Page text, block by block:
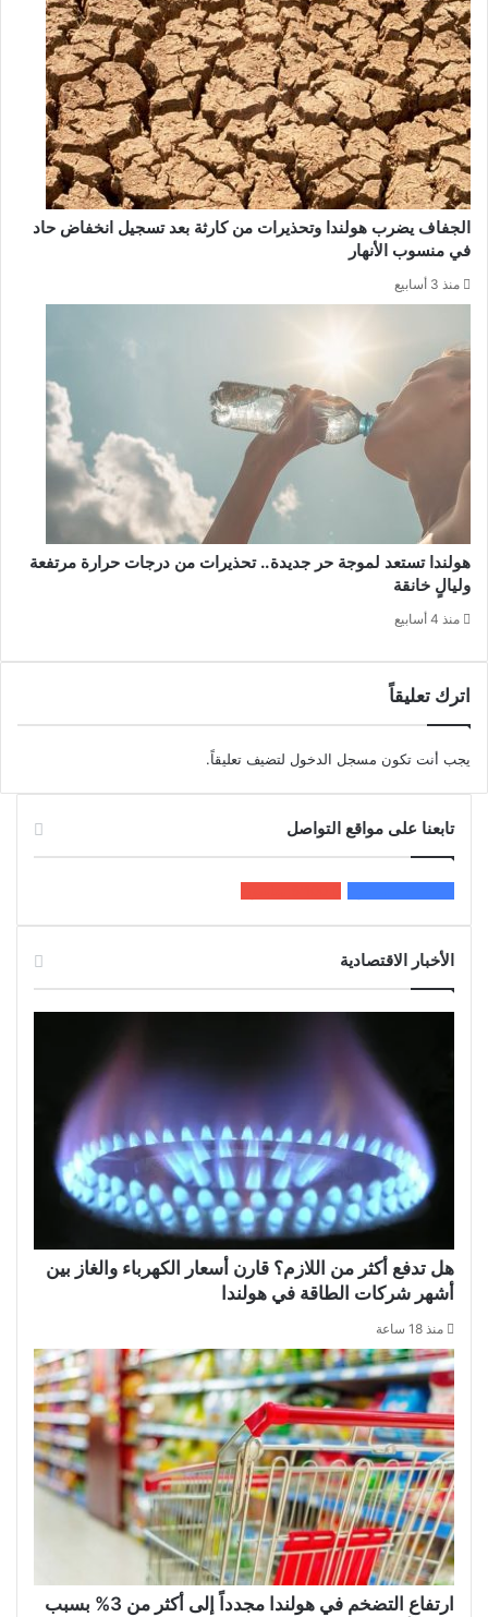
الجفاف يضرب هولندا وتحذيرات من كارثة بعد تسجيل انخفاض حاد
في منسوب الأنهار
منذ 3 أسابيع
هولندا تستعد لموجة حر جديدة.. تحذيرات من درجات حرارة مرتفعة
وليالٍ خانقة
منذ 4 أسابيع
اترك تعليقاً
يجب أنت تكون مسجل الدخول لتضيف تعليقاً.
تابعنا على مواقع التواصل
الأخبار الاقتصادية
هل تدفع أكثر من اللازم؟ قارن أسعار الكهرباء والغاز بين
أشهر شركات الطاقة في هولندا
منذ 18 ساعة
ارتفاع التضخم في هولندا مجدداً إلى أكثر من 3% بسبب